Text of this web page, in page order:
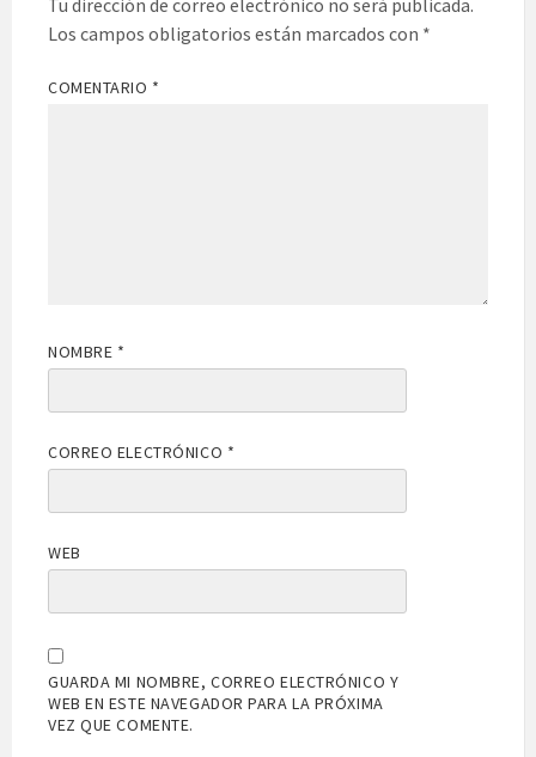
Tu dirección de correo electrónico no será publicada.
Los campos obligatorios están marcados con *
COMENTARIO *
NOMBRE *
CORREO ELECTRÓNICO *
WEB
GUARDA MI NOMBRE, CORREO ELECTRÓNICO Y
WEB EN ESTE NAVEGADOR PARA LA PRÓXIMA
VEZ QUE COMENTE.